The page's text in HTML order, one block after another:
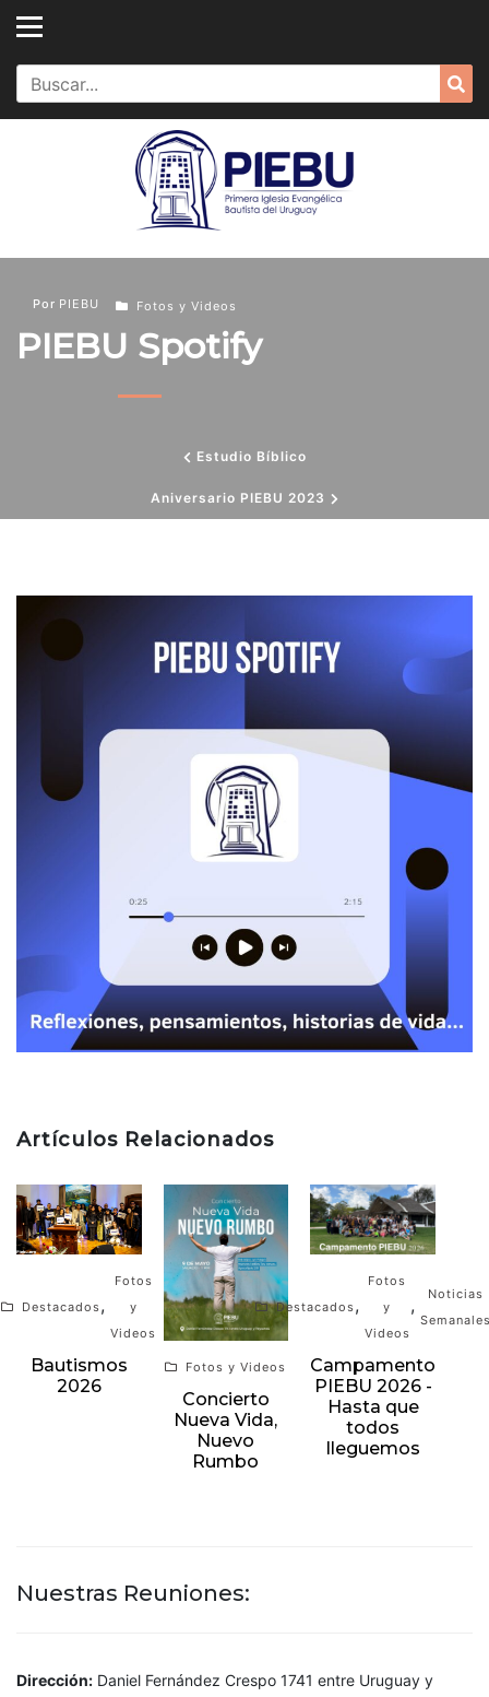
Skip
content
Search
for:
Estudio Bíblico
Por PIEBU Fotos y Videos
PIEBU Spotify
Aniversario PIEBU 2023
Artículos Relacionados
Destacados,
Fotos
y
Videos
Bautismos
2026
Fotos y Videos
Concierto
Nueva Vida,
Nuevo
Rumbo
Destacados,
Fotos
y
Videos
,
Noticias
Campamento
PIEBU 2026 -
Hasta que
todos
lleguemos
Nuestras Reuniones:
Dirección: Daniel Fernández Crespo 1741 entre Uruguay y